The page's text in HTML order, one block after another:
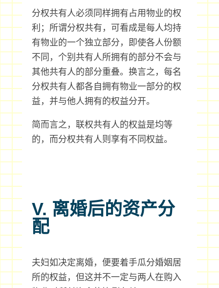
分权共有人必须同样拥有占用物业的权
利；所谓分权共有，可看成是每人均持
有物业的一个独立部分，即使各人份额
不同，个别共有人所拥有的部分不会与
其他共有人的部分重叠。换言之，每名
分权共有人都各自拥有物业一部分的权
益，并与他人拥有的权益分开。
简而言之，联权共有人的权益是均等
的，而分权共有人则享有不同权益。
V. 离婚后的资产分
配
夫妇如决定离婚，便要着手瓜分婚姻居
所的权益，但这并不一定与两人在购入